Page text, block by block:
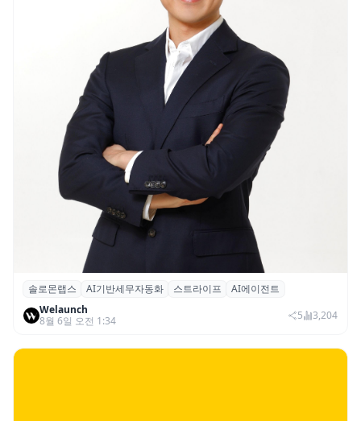
솔로몬랩스, 스트라이프 출신 이창헌 영입…
절세 전략 AI 에이전트 개발 본격화
솔로몬랩스 AI기반세무자동화 스트라이프
AI에이전트
Welaunch
8월 6일 오전 1:34
5 3,204